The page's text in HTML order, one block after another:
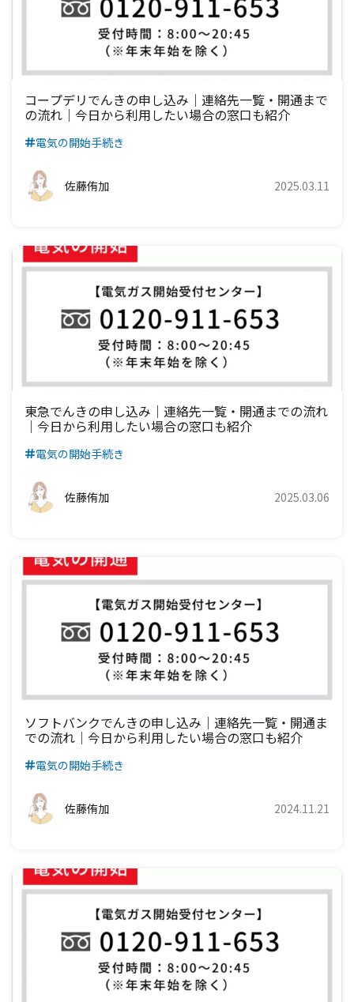
九州電力エリア
四国電力エリア
九州電力エリア
中国電力エリア
四国電力エリア
九州電力エリア
関西電力エリア
中国電力エリア
四国電力エリア
中部電力エリア
関西電力エリア
中国電力エリア
九州電力エリア
北陸電力エリア
中部電力エリア
関西電力エリア
四国電力エリア
コープデリでんきの申し込み｜連絡先一覧・開通まで
の流れ｜今日から利用したい場合の窓口も紹介
電気の開始手続き
佐藤侑加 2025.03.11
東急でんきの申し込み｜連絡先一覧・開通までの流れ
｜今日から利用したい場合の窓口も紹介
電気の開始手続き
佐藤侑加 2025.03.06
ソフトバンクでんきの申し込み｜連絡先一覧・開通ま
での流れ｜今日から利用したい場合の窓口も紹介
電気の開始手続き
佐藤侑加 2024.11.21